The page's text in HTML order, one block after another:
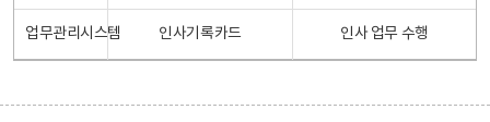
업무관리시스템 인사기록카드 인사 업무 수행